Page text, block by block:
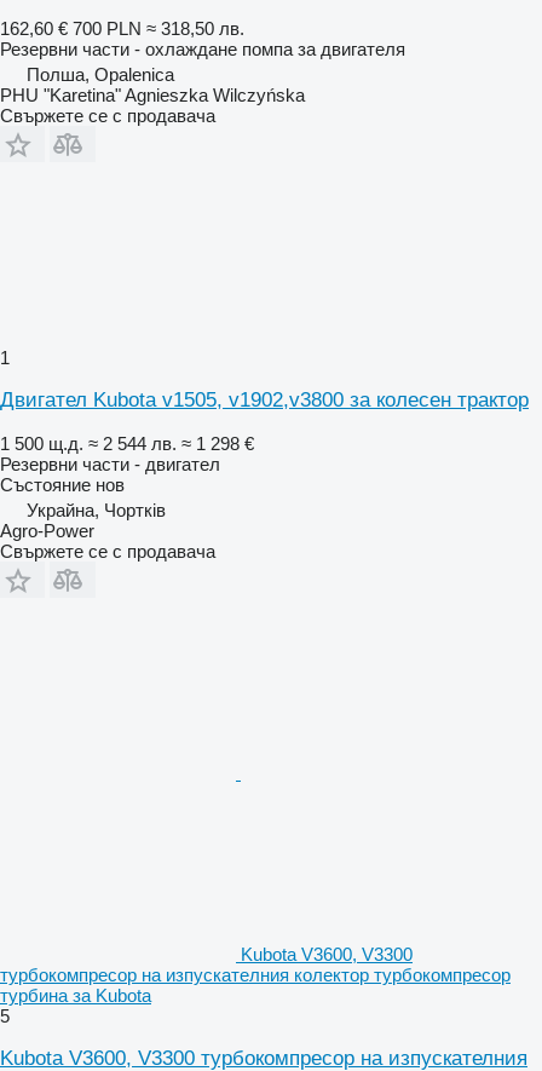
162,60 € 700 PLN ≈ 318,50 лв.
Резервни части - охлаждане помпа за двигателя
Полша, Opalenica
PHU "Karetina" Agnieszka Wilczyńska
Свържете се с продавача
1
Двигател Kubota v1505, v1902,v3800 за колесен трактор
1 500 щ.д. ≈ 2 544 лв. ≈ 1 298 €
Резервни части - двигател
Състояние нов
Украйна, Чортків
Agro-Power
Свържете се с продавача
Kubota V3600, V3300
турбокомпресор на изпускателния колектор турбокомпресор
турбина за Kubota
5
Kubota V3600, V3300 турбокомпресор на изпускателния